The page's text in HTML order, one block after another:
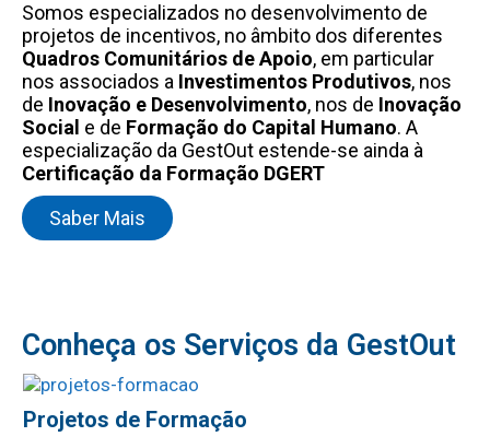
Somos especializados no desenvolvimento de
projetos de incentivos, no âmbito dos diferentes
Quadros Comunitários de Apoio, em particular
nos associados a Investimentos Produtivos, nos
de Inovação e Desenvolvimento, nos de Inovação
Social e de Formação do Capital Humano. A
especialização da GestOut estende-se ainda à
Certificação da Formação DGERT
Saber Mais
Conheça os Serviços da GestOut
Projetos de Formação